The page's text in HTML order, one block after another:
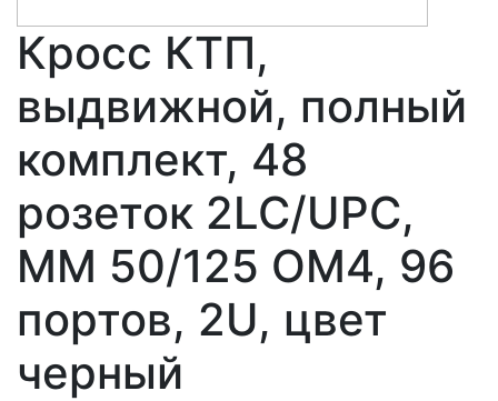
Кросс КТП,
выдвижной, полный
комплект, 48
розеток 2LC/UPC,
MM 50/125 OM4, 96
портов, 2U, цвет
черный